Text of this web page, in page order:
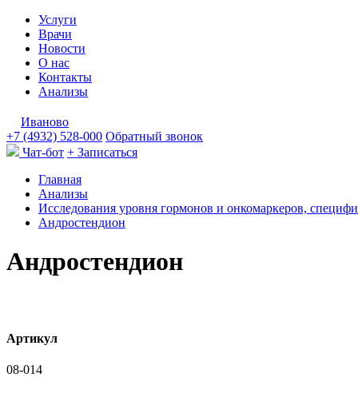
Услуги
Врачи
Новости
О нас
Контакты
Анализы
Иваново
+7 (4932) 528-000 Обратный звонок
Чат-бот + Записаться
Главная
Анализы
Исследования уровня гормонов и онкомаркеров,
Андростендион
Андростендион
Артикул
08-014